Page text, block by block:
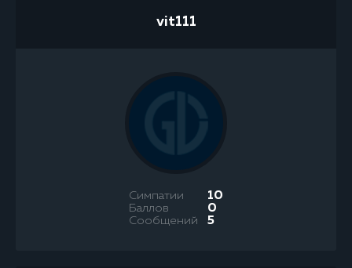
vit111
Симпатии 10
Баллов 0
Сообщений 5